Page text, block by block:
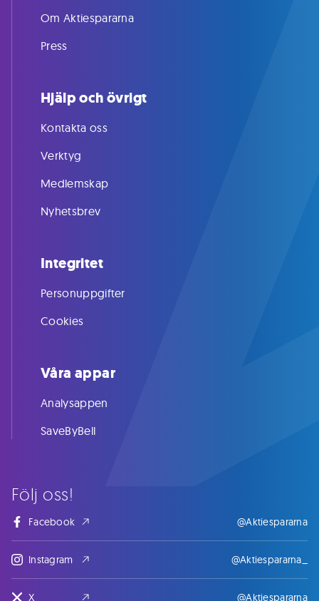
Följ oss!
Facebook @Aktiespararna
Instagram @Aktiespararna_
X @Aktiespararna
Om Aktiespararna
Press
Hjälp och övrigt
Kontakta oss
Verktyg
Medlemskap
Nyhetsbrev
Integritet
Personuppgifter
Cookies
Våra appar
Analysappen
SaveByBell